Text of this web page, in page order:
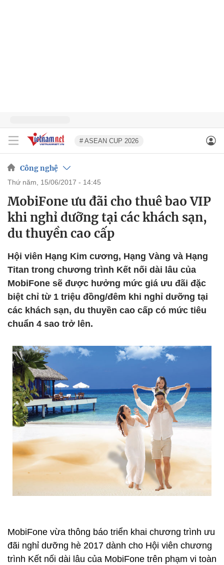
# ASEAN CUP 2026
Công nghệ
thứ năm, 15/06/2017 - 14:45
MobiFone ưu đãi cho thuê bao VIP
khi nghỉ dưỡng tại các khách sạn,
du thuyền cao cấp
Hội viên Hạng Kim cương, Hạng Vàng và Hạng
Titan trong chương trình Kết nối dài lâu của
MobiFone sẽ được hưởng mức giá ưu đãi đặc
biệt chỉ từ 1 triệu đồng/đêm khi nghỉ dưỡng tại
các khách sạn, du thuyền cao cấp có mức tiêu
chuẩn 4 sao trở lên.
MobiFone vừa thông báo triển khai chương trình ưu
đãi nghỉ dưỡng hè 2017 dành cho Hội viên chương
trình Kết nối dài lâu của MobiFone trên phạm vi toàn